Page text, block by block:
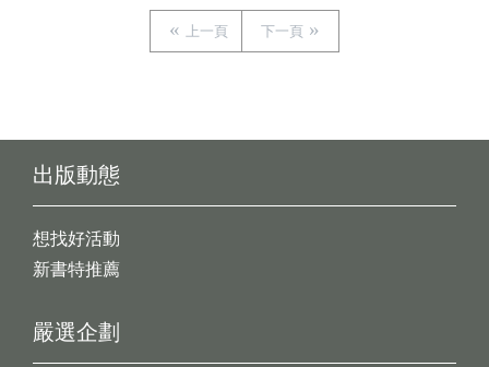
上一頁 下一頁
出版動態
想找好活動
新書特推薦
嚴選企劃